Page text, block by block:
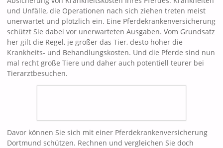
und Unfälle, die Operationen nach sich ziehen treten meist
unerwartet und plötzlich ein. Eine Pferdekrankenversicherung
schützt Sie dabei vor unerwarteten Ausgaben. Vom Grundsatz
her gilt die Regel, je größer das Tier, desto höher die
Krankheits- und Behandlungskosten. Und die Pferde sind nun
mal recht große Tiere und daher auch potentiell teurer bei
Tierarztbesuchen.
Davor können Sie sich mit einer Pferdekrankenversicherung
Dortmund schützen. Rechnen und vergleichen Sie doch